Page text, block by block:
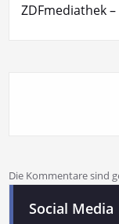
ZDFmediathek
Die Kommentare sind
Social Media